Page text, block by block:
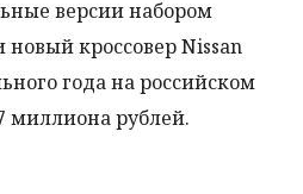
версии набором
кроссовер Nissan
года на российском
миллиона рублей.